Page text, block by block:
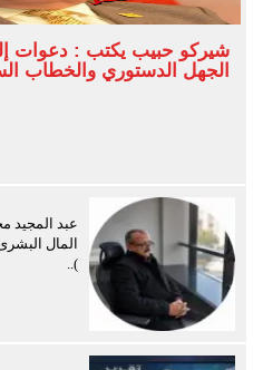
الجهل الدستوري والخطاب
عبد المجيد
المال
)..